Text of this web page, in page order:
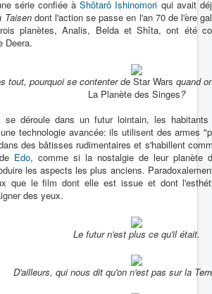
série confiée àShôtarô Ishinomori qui avait
Taisendont l'action se passe en l'an 70 de l'ère
planètes, Analis, Belda et Shîta, ont été
Deera.
tout, pourquoi se contenter de Star Wars quand
La Planète des Singes?
déroule dans un futur lointain, les
technologie avancée: ils utilisent des armes
des bâtisses rudimentaires et s'habillent
Edo, comme si la nostalgie de leur planète
les aspects les plus anciens.
que le film dont elle est issue et dont
des yeux.
Le futur n'est plus ce qu'il était.
D'ailleurs, qui nous dit qu'on n'est pas sur la